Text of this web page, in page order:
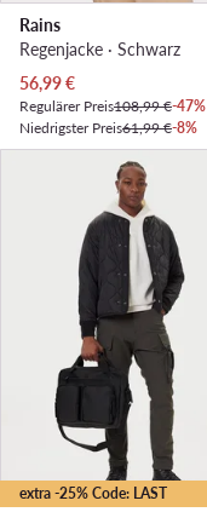
Rains
Regenjacke · Schwarz
Aktueller Preis
56,99€
Regulärer Preis108,99 €-47%
Niedrigster Preis61,99 €-8%
extra -25% Code: LAST